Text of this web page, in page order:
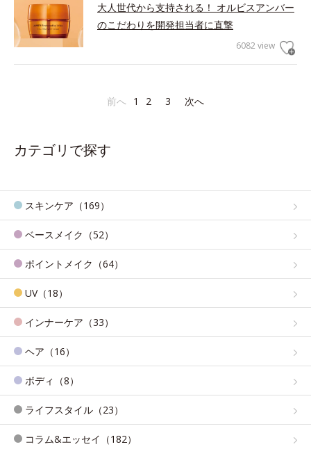
大人世代から支持される！ オルビスアンバー
のこだわりを開発担当者に直撃
6082 view
前へ 1 2 3 次へ
カテゴリで探す
スキンケア（169）
ベースメイク（52）
ポイントメイク（64）
UV（18）
インナーケア（33）
ヘア（16）
ボディ（8）
ライフスタイル（23）
コラム&エッセイ（182）